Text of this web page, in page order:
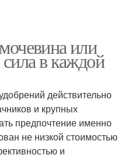
или
в каждой
действительно
и крупных
предпочтение именно
не низкой стоимостью
и